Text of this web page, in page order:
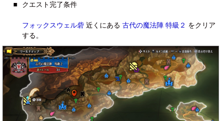
■ クエスト完了条件
フォックスウェル砦近くにある 古代の魔法陣 特級２ をクリア
する。